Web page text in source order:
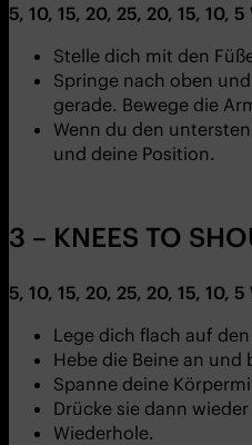
5, 10, 15, 20, 25, 20, 15, 10, 5
Stelle dich mit den
Springe nach oben
gerade. Bewege die
Wenn du den
und deine Position.
3 – KNEES TO
5, 10, 15, 20, 25, 20, 15, 10, 5
Lege dich flach auf
Hebe die Beine an
Spanne deine
Drücke sie dann
Wiederhole.